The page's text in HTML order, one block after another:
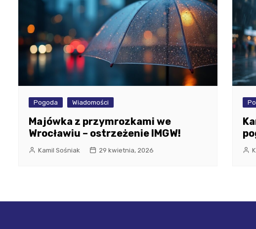
Pogoda Wiadomości
Majówka z przymrozkami we
Wrocławiu – ostrzeżenie IMGW!
Kamil Sośniak 29 kwietnia, 2026